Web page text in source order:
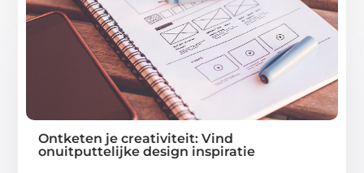
Ontketen je creativiteit: Vind
onuitputtelijke design inspiratie